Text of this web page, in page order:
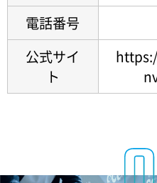
電話番号
公式サイ
ト